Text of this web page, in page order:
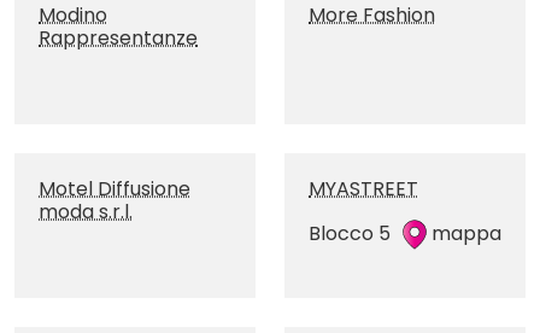
Modino
Rappresentanze
More Fashion
Motel Diffusione
moda s.r.l.
MYASTREET
Blocco 5
mappa